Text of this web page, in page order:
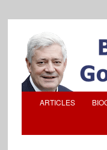
ARTICLES